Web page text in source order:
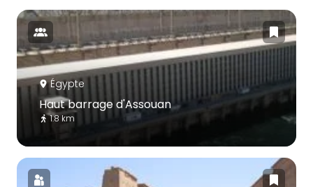
Égypte
Haut barrage d'Assouan
1.8 km